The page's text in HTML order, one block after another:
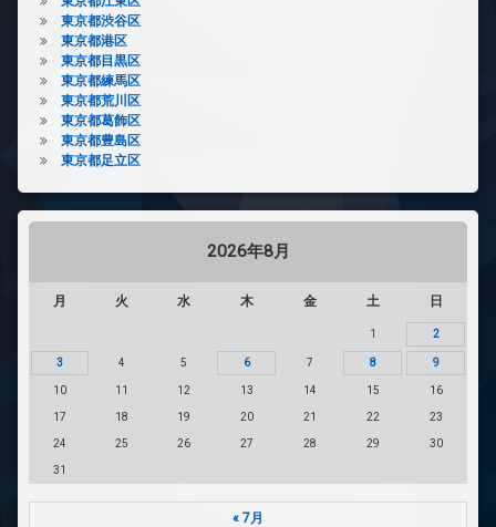
東京都渋谷区
東京都港区
東京都目黒区
東京都練馬区
東京都荒川区
東京都葛飾区
東京都豊島区
東京都足立区
2026年8月
月 火 水 木 金 土 日
1 2
3 4 5 6 7 8 9
10 11 12 13 14 15 16
17 18 19 20 21 22 23
24 25 26 27 28 29 30
31
« 7月